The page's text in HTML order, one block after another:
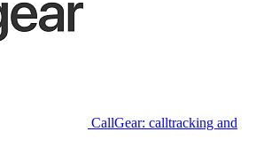
CallGear: calltracking and